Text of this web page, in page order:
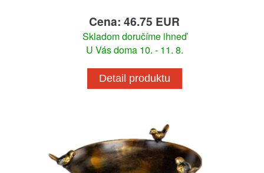
Cena: 46.75 EUR
Skladom doručíme ihneď
U Vás doma 10. - 11. 8.
Detail produktu